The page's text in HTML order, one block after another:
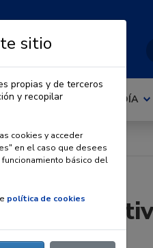
EBRÓPOLIS AL DÍA
y
sitio
propias y de terceros
y recopilar
cookies y acceder
en el caso que desees
básico del
política de cookies